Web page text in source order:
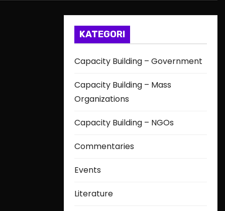
KATEGORI
Capacity Building – Government
Capacity Building – Mass
Organizations
Capacity Building – NGOs
Commentaries
Events
Literature